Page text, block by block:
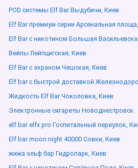
POD системы Elf Bar Выдубичи, Киев
Elf Bar премиум серии Арсенальная
Elf Bar с никотином Большая
Вейпы Лейпцигская, Киев
Elf Bar с экраном Чешская, Киев
Elf bar с быстрой доставкой
Жидкость Elf Bar Чоколовка, Киев
Электронные сигареты Новоднестровск
elf bar elfx pro Госпитальный переулок,
Elf bar moon night 40000 Совки, Киев
жижа эльф бар Гидропарк, Киев